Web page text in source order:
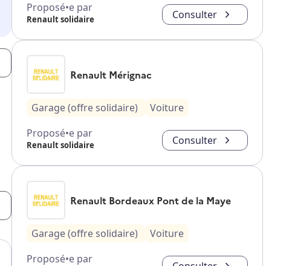
Proposé•e par
Renault solidaire Consulter
Renault Mérignac
Garage (offre solidaire)
Voiture
Proposé•e par
Renault solidaire Consulter
Renault Bordeaux Pont de la Maye
Garage (offre solidaire)
Voiture
Proposé•e par